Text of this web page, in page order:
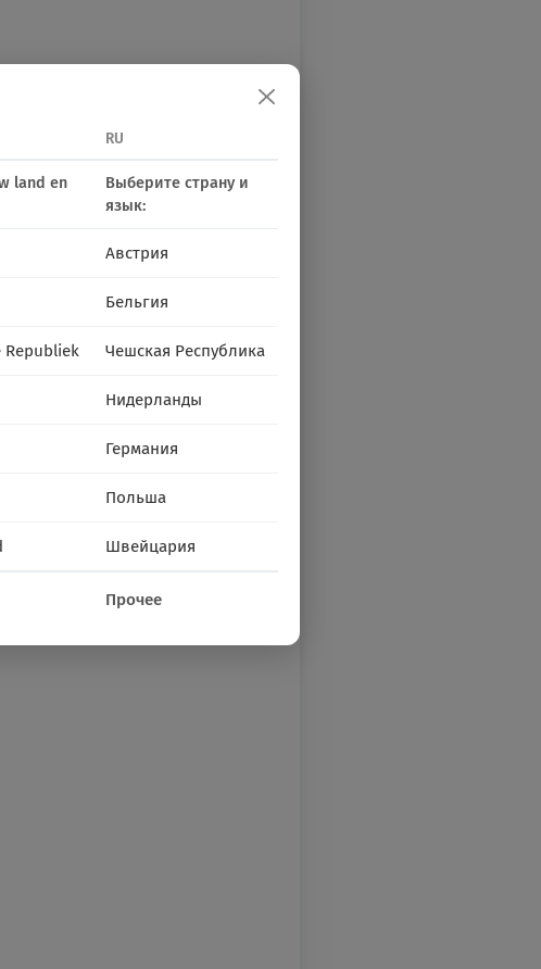
RU
land en
Выберите страну и
язык:
Австрия
Бельгия
Republiek Чешская Республика
Нидерланды
Германия
Польша
Швейцария
Прочее